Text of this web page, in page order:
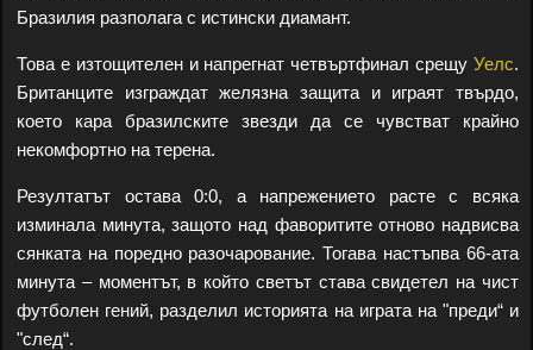
Бразилия разполага с истински диамант.
Това е изтощителен и напрегнат четвъртфинал срещу Уелс.
Британците изграждат желязна защита и играят твърдо,
което кара бразилските звезди да се чувстват крайно
некомфортно на терена.
Резултатът остава 0:0, а напрежението расте с всяка
изминала минута, защото над фаворитите отново надвисва
сянката на поредно разочарование. Тогава настъпва 66-ата
минута – моментът, в който светът става свидетел на чист
футболен гений, разделил историята на играта на "преди“ и
"след“.